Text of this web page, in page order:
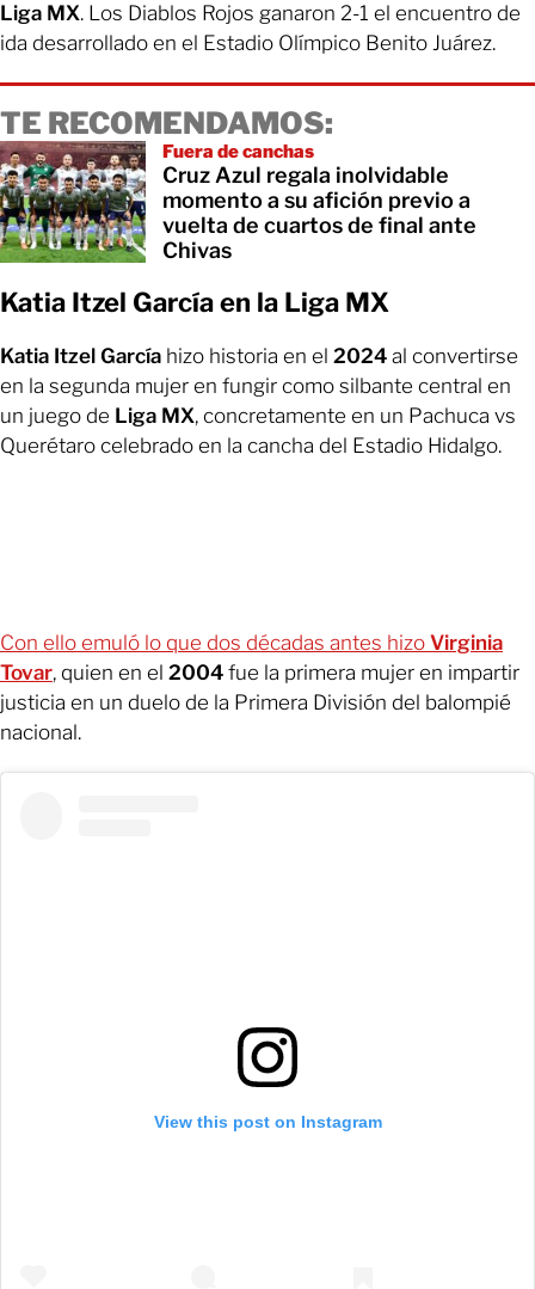
Liga MX. Los Diablos Rojos ganaron 2-1 el encuentro de
ida desarrollado en el Estadio Olímpico Benito Juárez.
TE RECOMENDAMOS:
Fuera de canchas
Cruz Azul regala inolvidable
momento a su afición previo a
vuelta de cuartos de final ante
Chivas
Katia Itzel García en la Liga MX
Katia Itzel García hizo historia en el 2024 al convertirse
en la segunda mujer en fungir como silbante central en
un juego de Liga MX, concretamente en un Pachuca vs
Querétaro celebrado en la cancha del Estadio Hidalgo.
Con ello emuló lo que dos décadas antes hizo Virginia
Tovar, quien en el 2004 fue la primera mujer en impartir
justicia en un duelo de la Primera División del balompié
nacional.
View this post on Instagram